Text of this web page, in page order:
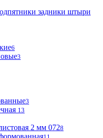
задники штыри
6
3
3
13
2 мм 0728